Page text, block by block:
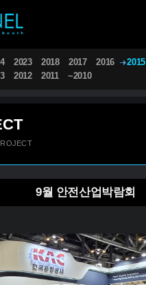
2023 2018 2017 2016 2015
2012 2011 ~2010
9월 안전산업박람회